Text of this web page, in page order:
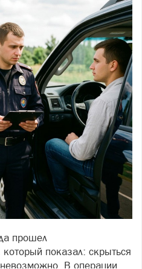
прошел
показал: скрыться
В операции